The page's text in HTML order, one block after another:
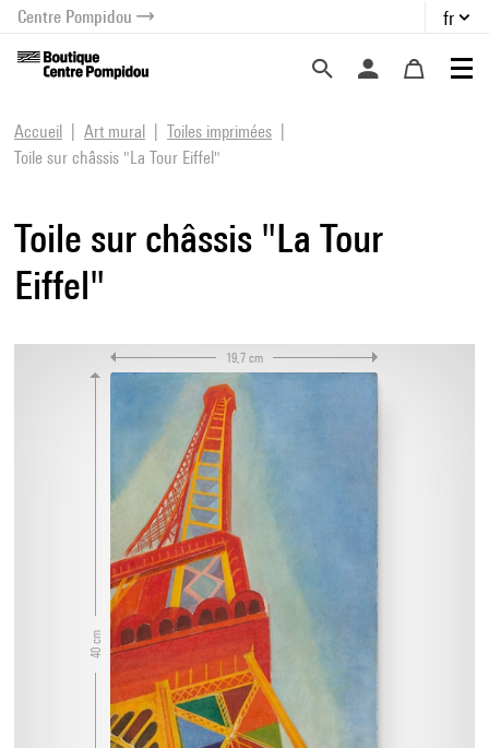
menu
contenu
Centre Pompidou fr
Accueil Art mural
Toiles imprimées
Toile sur châssis "La Tour Eiffel"
Toile sur châssis "La Tour
Eiffel"
19,7 cm
40 cm